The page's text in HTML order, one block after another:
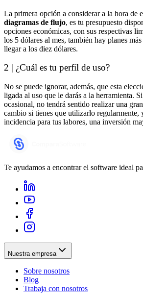
La primera opción a considerar a la hora de
diagramas de flujo, es tu presupuesto
opciones económicas, con sus respectivas
los 5 dólares al mes, también hay planes
llegar a los diez dólares.
2 | ¿Cuál es tu perfil de uso?
No se puede ignorar, además, que esta
ligada al uso que le darás a la herramienta.
ocasional, no tendrá sentido realizar una
cambio si tienes que utilizarlo regularmente,
incidencia para tus labores, una inversión
Te ayudamos a encontrar el software ideal
Nuestra empresa
Sobre nosotros
Blog
Trabaja con nosotros